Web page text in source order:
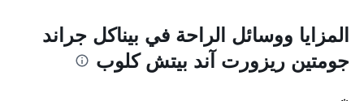
المزايا ووسائل الراحة في بيناكل جراند
جومتين ريزورت آند بيتش كلوب